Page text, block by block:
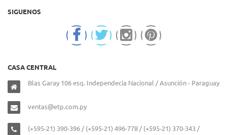
SIGUENOS
CASA CENTRAL
Blas Garay 106 esq. Independecia Nacional / Asunción - Paraguay
ventas@etp.com.py
(+595-21) 390-396 / (+595-21) 496-778 / (+595-21) 370-343 /